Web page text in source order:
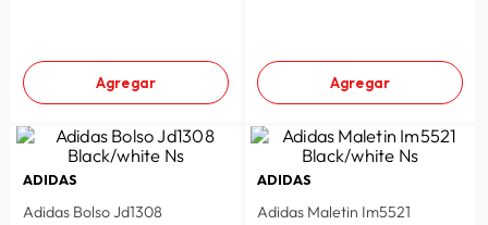
Agregar Agregar
ADIDAS
Adidas Bolso Jd1308
ADIDAS
Adidas Maletin Im5521